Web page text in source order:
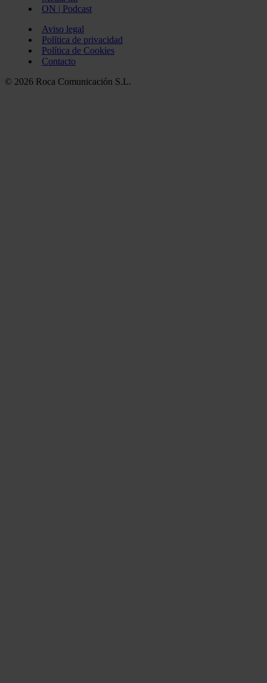
ON | Podcast
Aviso legal
Política de privacidad
Política de Cookies
Contacto
© 2026 Roca Comunicación S.L.